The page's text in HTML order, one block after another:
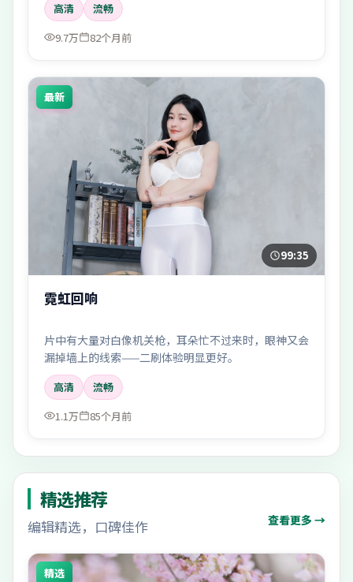
高清
流畅
9.7万
82个月前
最新
99:35
霓虹回响
片中有大量对白像机关枪，耳朵忙不过来时，眼神又会
漏掉墙上的线索——二刷体验明显更好。
高清
流畅
1.1万
85个月前
精选推荐
编辑精选，口碑佳作 查看更多 →
精选